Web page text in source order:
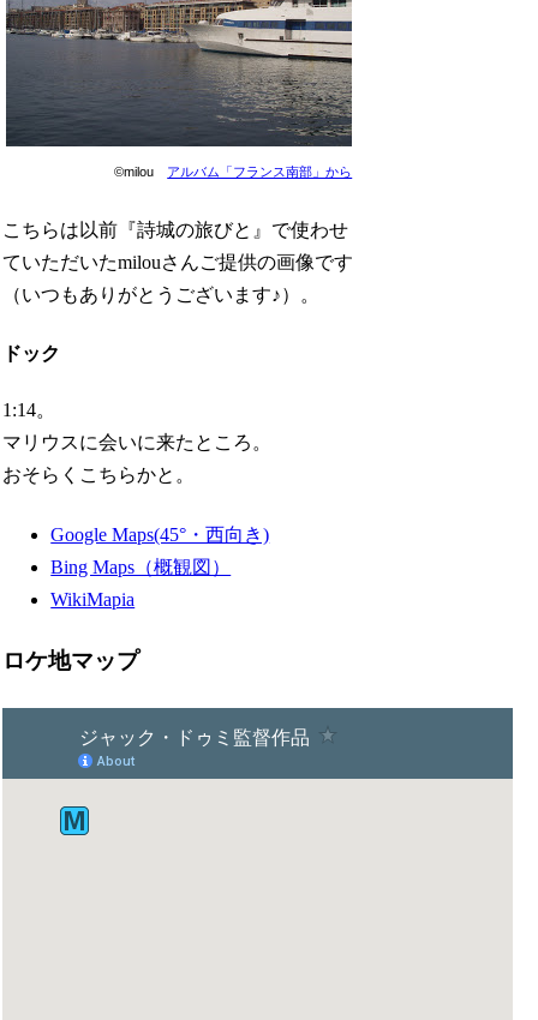
©milou アルバム「フランス南部」から
こちらは以前『詩城の旅びと』で使わせ
ていただいたmilouさんご提供の画像です
（いつもありがとうございます♪）。
ドック
1:14。
マリウスに会いに来たところ。
おそらくこちらかと。
Google Maps(45°・西向き)
Bing Maps（概観図）
WikiMapia
ロケ地マップ